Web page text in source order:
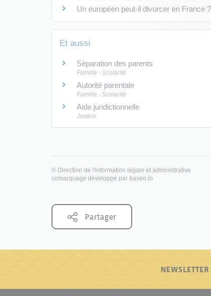
Un européen peut-il divorcer en France ?
Et aussi
Séparation des parents
Famille - Scolarité
Autorité parentale
Famille - Scolarité
Aide juridictionnelle
Justice
© Direction de l'information légale et administrative
comarquage developpé par baseo.io
Partager
NEWSLETTER